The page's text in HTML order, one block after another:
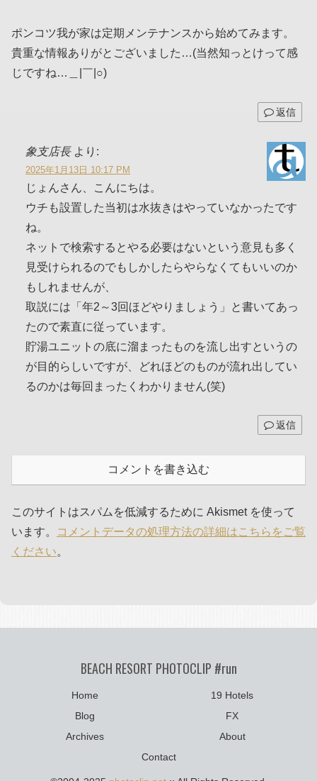
ポンコツ我が家は定期メンテナンスから始めてみます。
貴重な情報ありがとございました…(当然知っとけって感
じですね…＿|￣|○)
返信
象支店長 より:
2025年1月13日 10:17 PM
じょんさん、こんにちは。
ウチも設置した当初は水抜きはやっていなかったです
ね。
ネットで検索するとやる必要はないという意見も多く
見受けられるのでもしかしたらやらなくてもいいのか
もしれませんが、
取説には「年2～3回ほどやりましょう」と書いてあっ
たので素直に従っています。
貯湯ユニットの底に溜まったものを流し出すというの
が目的らしいですが、どれほどのものが流れ出してい
るのかは毎回まったくわかりません(笑)
返信
コメントを書き込む
このサイトはスパムを低減するために Akismet を使って
います。
コメントデータの処理方法の詳細はこちらをご覧
ください。
BEACH RESORT PHOTOCLIP #run
Home
19 Hotels
Blog
FX
Archives
About
Contact